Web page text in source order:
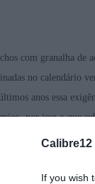
Calibre12
If you wish
com granalha de
no calendário
anos essa
por isso o que
mas a verdade é
Por isso mesmo,
carregadas